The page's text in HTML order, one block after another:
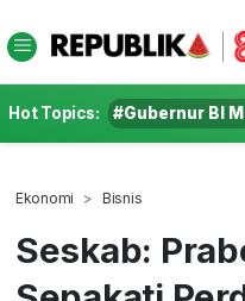
Hot Topics: #Gubernur BI
Ekonomi Bisnis
Seskab: